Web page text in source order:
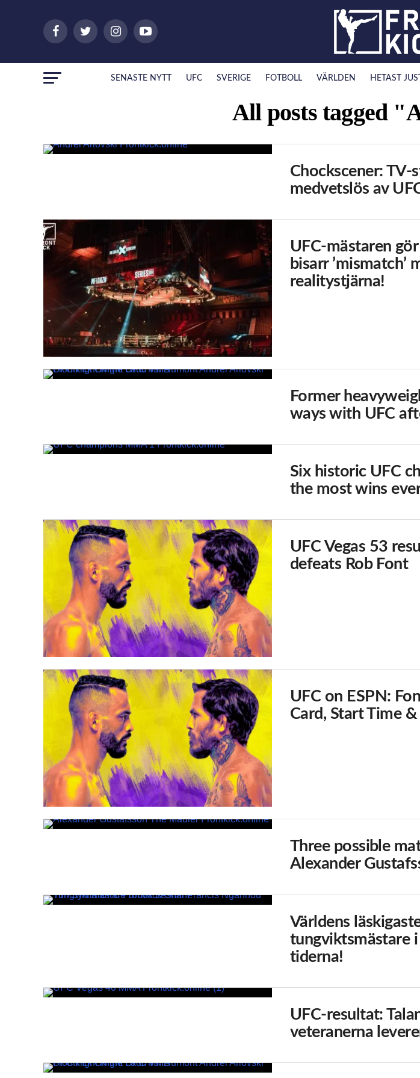
SENASTE NYTT UFC SVERIGE FOTBOLL VÄRLDEN HETAST
All posts tagged
Chockscener: TV-
medvetslös av
UFC-mästaren
bisarr ’mismatch’
realitystjärna!
Former
ways with UFC
Six historic UFC
the most wins
UFC Vegas 53
defeats Rob Font
UFC on ESPN:
Card, Start Time
Three possible
Alexander
Världens
tungviktsmästare
tiderna!
UFC-resultat:
veteranerna